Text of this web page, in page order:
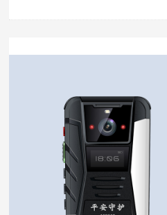
灯，高清夜视仪拍摄，自带全球
15m...